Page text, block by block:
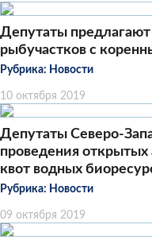
Депутаты
рыбучастков с
Рубрика: Новости
10 октября 2019
Депутаты Северо-
проведения
квот водных
Рубрика: Новости
09 октября 2019